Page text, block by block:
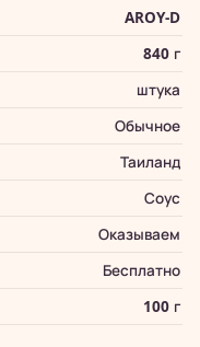
AROY-D
840 г
штука
Обычное
Таиланд
Соус
Оказываем
Бесплатно
100 г